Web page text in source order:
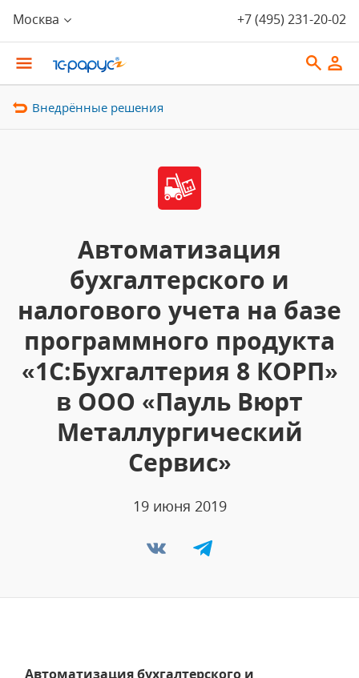
Москва +7 (495) 231-20-02
Внедрённые решения
Автоматизация
бухгалтерского и
налогового учета на базе
программного продукта
«1С:Бухгалтерия 8 КОРП»
в ООО «Пауль Вюрт
Металлургический
Сервис»
19 июня 2019
Автоматизация бухгалтерского и